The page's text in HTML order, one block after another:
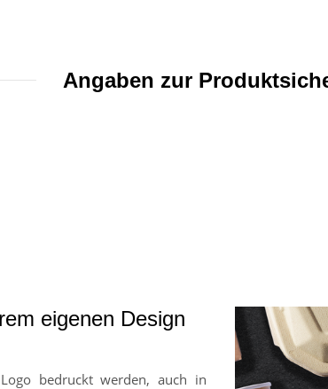
Angaben zur
eigenen Design
bedruckt werden, auch in